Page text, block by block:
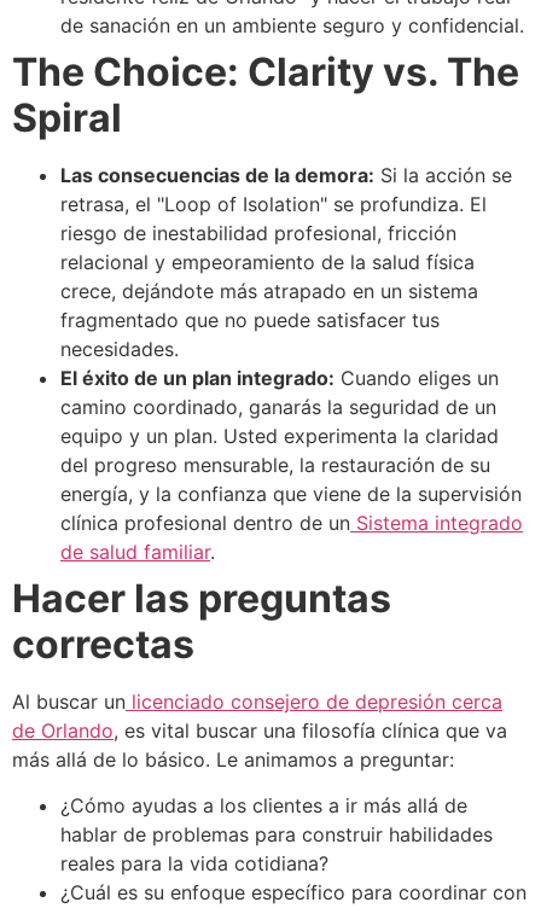
de sanación en un ambiente seguro y confidencial.
The Choice: Clarity vs. The
Spiral
Las consecuencias de la demora: Si la acción se
retrasa, el "Loop of Isolation" se profundiza. El
riesgo de inestabilidad profesional, fricción
relacional y empeoramiento de la salud física
crece, dejándote más atrapado en un sistema
fragmentado que no puede satisfacer tus
necesidades.
El éxito de un plan integrado: Cuando eliges un
camino coordinado, ganarás la seguridad de un
equipo y un plan. Usted experimenta la claridad
del progreso mensurable, la restauración de su
energía, y la confianza que viene de la supervisión
clínica profesional dentro de un Sistema integrado
de salud familiar.
Hacer las preguntas
correctas
Al buscar un licenciado consejero de depresión cerca
de Orlando, es vital buscar una filosofía clínica que va
más allá de lo básico. Le animamos a preguntar:
¿Cómo ayudas a los clientes a ir más allá de
hablar de problemas para construir habilidades
reales para la vida cotidiana?
¿Cuál es su enfoque específico para coordinar con